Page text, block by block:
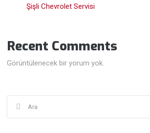
Şişli Chevrolet Servisi
Recent Comments
Görüntülenecek bir yorum yok.